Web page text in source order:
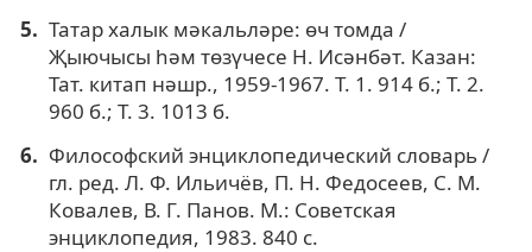
Татар халык мәкальләре: өч томда /
Җыючысы һәм төзүчесе Н. Исәнбәт. Казан:
Тат. китап нәшр., 1959-1967. Т. 1. 914 б.; Т. 2.
960 б.; Т. 3. 1013 б.
Философский энциклопедический словарь /
гл. ред. Л. Ф. Ильичёв, П. Н. Федосеев, С. М.
Ковалев, В. Г. Панов. М.: Советская
энциклопедия, 1983. 840 с.